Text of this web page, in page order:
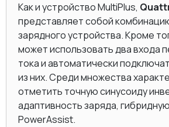
Как и устройство MultiPlus,
представляет собой
зарядного устройства. Кроме
может использовать два входа
тока и автоматически
из них. Среди множества
отметить точную синусоиду
адаптивность заряда,
PowerAssist.